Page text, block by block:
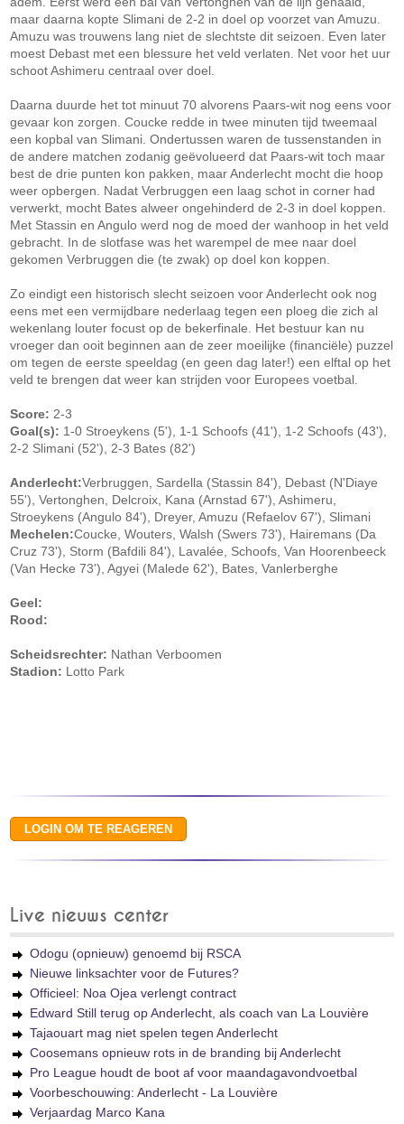
maar daarna kopte Slimani de 2-2 in doel op voorzet van Amuzu.
Amuzu was trouwens lang niet de slechtste dit seizoen. Even later
moest Debast met een blessure het veld verlaten. Net voor het uur
schoot Ashimeru centraal over doel.
Daarna duurde het tot minuut 70 alvorens Paars-wit nog eens voor
gevaar kon zorgen. Coucke redde in twee minuten tijd tweemaal
een kopbal van Slimani. Ondertussen waren de tussenstanden in
de andere matchen zodanig geëvolueerd dat Paars-wit toch maar
best de drie punten kon pakken, maar Anderlecht mocht die hoop
weer opbergen. Nadat Verbruggen een laag schot in corner had
verwerkt, mocht Bates alweer ongehinderd de 2-3 in doel koppen.
Met Stassin en Angulo werd nog de moed der wanhoop in het veld
gebracht. In de slotfase was het warempel de mee naar doel
gekomen Verbruggen die (te zwak) op doel kon koppen.
Zo eindigt een historisch slecht seizoen voor Anderlecht ook nog
eens met een vermijdbare nederlaag tegen een ploeg die zich al
wekenlang louter focust op de bekerfinale. Het bestuur kan nu
vroeger dan ooit beginnen aan de zeer moeilijke (financiële) puzzel
om tegen de eerste speeldag (en geen dag later!) een elftal op het
veld te brengen dat weer kan strijden voor Europees voetbal.
Score: 2-3
Goal(s): 1-0 Stroeykens (5'), 1-1 Schoofs (41'), 1-2 Schoofs (43'),
2-2 Slimani (52'), 2-3 Bates (82')
Anderlecht:Verbruggen, Sardella (Stassin 84'), Debast (N'Diaye
55'), Vertonghen, Delcroix, Kana (Arnstad 67'), Ashimeru,
Stroeykens (Angulo 84'), Dreyer, Amuzu (Refaelov 67'), Slimani
Mechelen:Coucke, Wouters, Walsh (Swers 73'), Hairemans (Da
Cruz 73'), Storm (Bafdili 84'), Lavalée, Schoofs, Van Hoorenbeeck
(Van Hecke 73'), Agyei (Malede 62'), Bates, Vanlerberghe
Geel:
Rood:
Scheidsrechter: Nathan Verboomen
Stadion: Lotto Park
Live nieuws center
Odogu (opnieuw) genoemd bij RSCA
Nieuwe linksachter voor de Futures?
Officieel: Noa Ojea verlengt contract
Edward Still terug op Anderlecht, als coach van La Louvière
Tajaouart mag niet spelen tegen Anderlecht
Coosemans opnieuw rots in de branding bij Anderlecht
Pro League houdt de boot af voor maandagavondvoetbal
Voorbeschouwing: Anderlecht - La Louvière
Verjaardag Marco Kana